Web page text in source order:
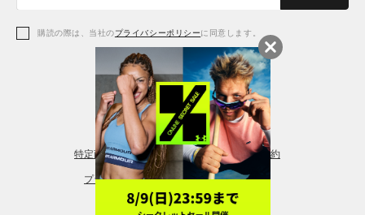
アクセサリー
レギンス＆タイツ
シューズ
購読の際は、当社のプライバシーポリシーに同意します。
特定商取引法に基づく通販の表記 会員規約
プライバシーポリシー